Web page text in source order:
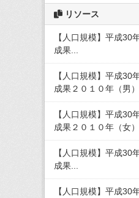
リソース
【人口規模】平成30
成果...
【人口規模】平成30
成果２０１０年（男）
【人口規模】平成30
成果２０１０年（女）
【人口規模】平成30
成果...
【人口規模】平成30